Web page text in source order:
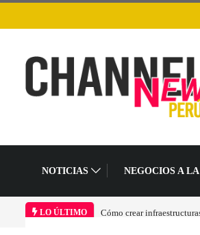
NOTICIAS NEGOCIOS A
LO ÚLTIMO
realmente pueda sostenerLas tarjetas gráficas